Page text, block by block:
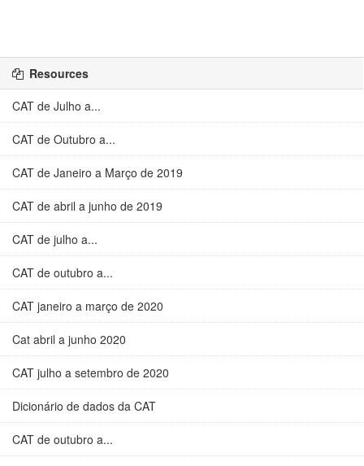
Resources
CAT de Julho a...
CAT de Outubro a...
CAT de Janeiro a Março de 2019
CAT de abril a junho de 2019
CAT de julho a...
CAT de outubro a...
CAT janeiro a março de 2020
Cat abril a junho 2020
CAT julho a setembro de 2020
Dicionário de dados da CAT
CAT de outubro a...